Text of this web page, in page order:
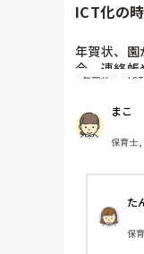
ICT化の
年賀状、園
今、連絡帳
年賀状 ICT
まこ
保育士
た
保